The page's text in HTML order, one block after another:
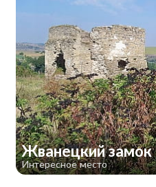
Жванецкий замок
Интересное место